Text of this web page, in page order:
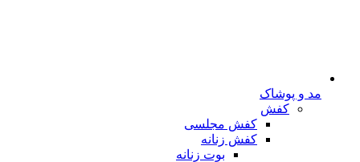
مد و پوشاک
کفش
کفش مجلسی
کفش زنانه
بوت زنانه